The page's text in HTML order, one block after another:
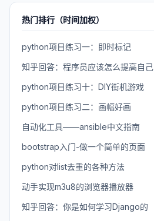
热门排行（时间加权）
python项目练习一：即时标记
知乎回答：程序员应该怎么提高自己
python项目练习十：DIY街机游戏
python项目练习二：画幅好画
自动化工具——ansible中文指南
bootstrap入门-做一个简单的页面
python对list去重的各种方法
动手实现m3u8的浏览器播放器
知乎回答：你是如何学习Django的